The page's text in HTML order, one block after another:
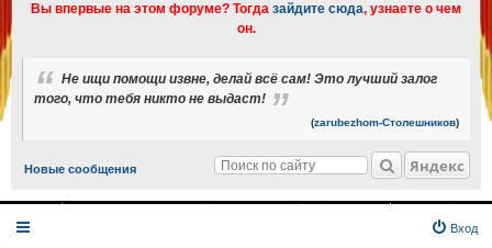
Вы впервые на этом форуме? Тогда зайдите сюда, узнаете о чем
он.
Не ищи помощи извне, делай всё сам! Это лучший залог
того, что тебя никто не выдаст!
(zarubezhom-Столешников)
Новые сообщения Яндекс
Вход